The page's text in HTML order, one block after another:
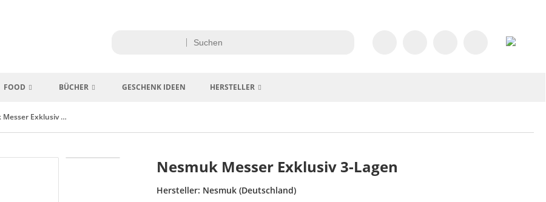
FOOD BÜCHER GESCHENK IDEEN HERSTELLER
Nesmuk Messer Exklusiv 3-Lagen
Nesmuk Messer Exklusiv 3-Lagen
Hersteller: Nesmuk (Deutschland)